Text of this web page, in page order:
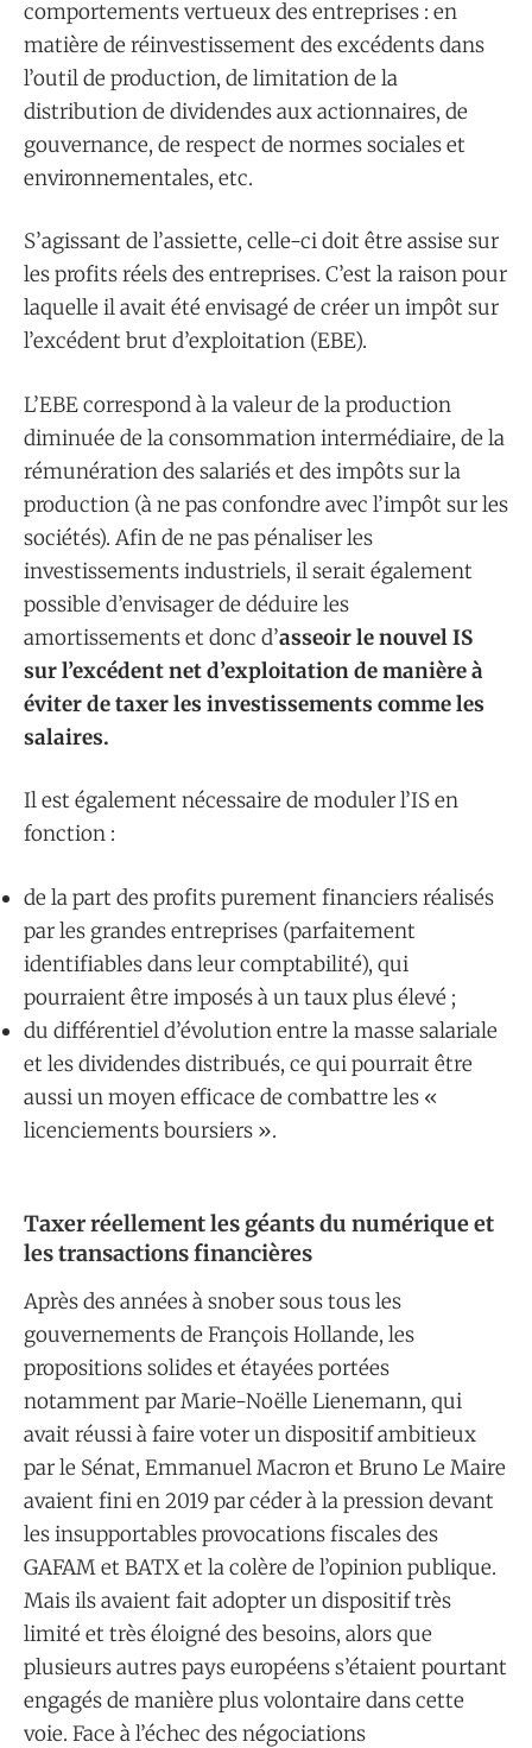
comportements vertueux des entreprises : en
matière de réinvestissement des excédents dans
l’outil de production, de limitation de la
distribution de dividendes aux actionnaires, de
gouvernance, de respect de normes sociales et
environnementales, etc.
S’agissant de l’assiette, celle-ci doit être assise sur
les profits réels des entreprises. C’est la raison pour
laquelle il avait été envisagé de créer un impôt sur
l’excédent brut d’exploitation (EBE).
L’EBE correspond à la valeur de la production
diminuée de la consommation intermédiaire, de la
rémunération des salariés et des impôts sur la
production (à ne pas confondre avec l’impôt sur les
sociétés). Afin de ne pas pénaliser les
investissements industriels, il serait également
possible d’envisager de déduire les
amortissements et donc d’asseoir le nouvel IS
sur l’excédent net d’exploitation de manière à
éviter de taxer les investissements comme les
salaires.
Il est également nécessaire de moduler l’IS en
fonction :
de la part des profits purement financiers réalisés
par les grandes entreprises (parfaitement
identifiables dans leur comptabilité), qui
pourraient être imposés à un taux plus élevé ;
du différentiel d’évolution entre la masse salariale
et les dividendes distribués, ce qui pourrait être
aussi un moyen efficace de combattre les «
licenciements boursiers ».
​Taxer réellement les géants du numérique et
les transactions financières
Après des années à snober sous tous les
gouvernements de François Hollande, les
propositions solides et étayées portées
notamment par Marie-Noëlle Lienemann, qui
avait réussi à faire voter un dispositif ambitieux
par le Sénat, Emmanuel Macron et Bruno Le Maire
avaient fini en 2019 par céder à la pression devant
les insupportables provocations fiscales des
GAFAM et BATX et la colère de l’opinion publique.
Mais ils avaient fait adopter un dispositif très
limité et très éloigné des besoins, alors que
plusieurs autres pays européens s’étaient pourtant
engagés de manière plus volontaire dans cette
voie. Face à l’échec des négociations